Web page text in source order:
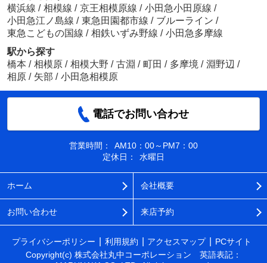
横浜線 / 相模線 / 京王相模原線 / 小田急小田原線 /
小田急江ノ島線 / 東急田園都市線 / ブルーライン /
東急こどもの国線 / 相鉄いずみ野線 / 小田急多摩線
駅から探す
橋本 / 相模原 / 相模大野 / 古淵 / 町田 / 多摩境 / 淵野辺 /
相原 / 矢部 / 小田急相模原
電話でお問い合わせ
営業時間：
AM10：00～PM7：00
定休日：
水曜日
ホーム 会社概要
お問い合わせ 来店予約
プライバシーポリシー 利用規約 アクセスマップ
PCサイト
Copyright(c) 株式会社丸中コーポレーション 英語表記：